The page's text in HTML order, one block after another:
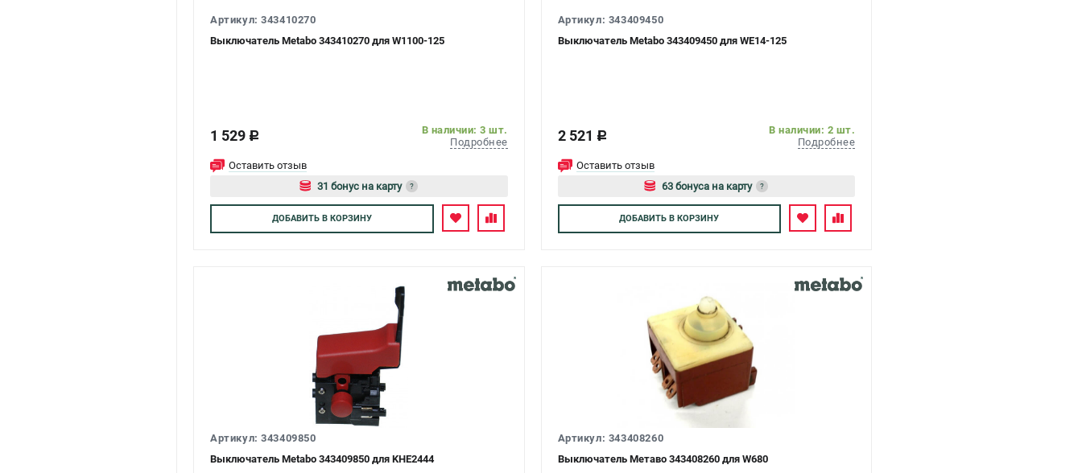
Артикул: 343410270
Выключатель Metabo 343410270 для W1100-125
1 529 c
В наличии: 3 шт.
Подробнее
Оставить отзыв
31 бонус на карту
?
Авторизуйтесь
ДОБАВИТЬВ КОРЗИНУ
Артикул: 343409450
Выключатель Metabo 343409450 для WE14-125
2 521 c
В наличии: 2 шт.
Подробнее
Оставить отзыв
63 бонуса на карту
?
Авторизуйтесь
ДОБАВИТЬ В КОРЗИНУ
Артикул: 343409850
Выключатель Metabo 343409850 для KHE2444
Артикул: 343408260
Выключатель Метаво 343408260 для W680